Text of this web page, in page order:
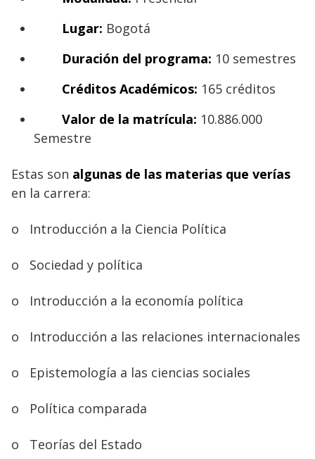
Lugar: Bogotá
Duración del programa: 10 semestres
Créditos Académicos: 165 créditos
Valor de la matrícula: 10.886.000
Semestre
Estas son algunas de las materias que verías
en la carrera:
o Introducción a la Ciencia Política
o Sociedad y política
o Introducción a la economía política
o Introducción a las relaciones internacionales
o Epistemología a las ciencias sociales
o Política comparada
o Teorías del Estado